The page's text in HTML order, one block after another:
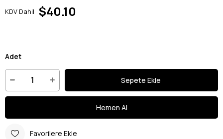
KDV Dahil $40.10
Adet
Favorilere Ekle